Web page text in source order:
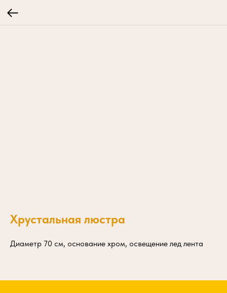
Хрустальная люстра
Диаметр 70 см, основание хром, освещение лед лента